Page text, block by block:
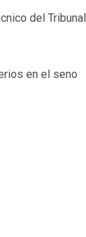
del Tribunal
en el seno